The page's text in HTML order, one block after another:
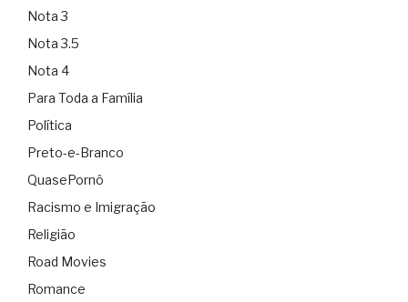
Nota 3
Nota 3.5
Nota 4
Para Toda a Família
Política
Preto-e-Branco
QuasePornô
Racismo e Imigração
Religião
Road Movies
Romance